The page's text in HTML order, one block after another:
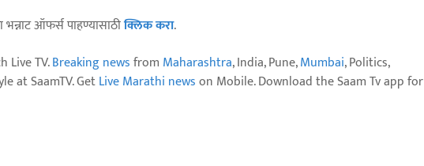
भन्नाट ऑफर्स पाहण्यासाठीक्लिक करा.
Live TV.Breaking newsfrom Maharashtra, India, Pune,Mumbai, Politics,
at SaamTV. GetLive Marathi newson Mobile. Download the Saam Tv app for